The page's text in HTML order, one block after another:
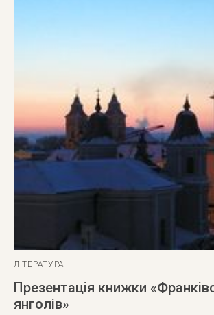
ЛІТЕРАТУРА
Презентація книжки
янголів»